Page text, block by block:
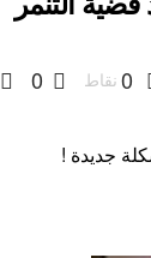
0 نقاط 0